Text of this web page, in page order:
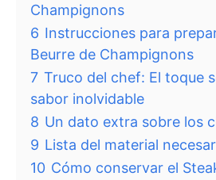
Champignons
6 Instrucciones para
Beurre de Champignons
7 Truco del chef: El toque
sabor inolvidable
8 Un dato extra sobre los
9 Lista del material
10 Cómo conservar el